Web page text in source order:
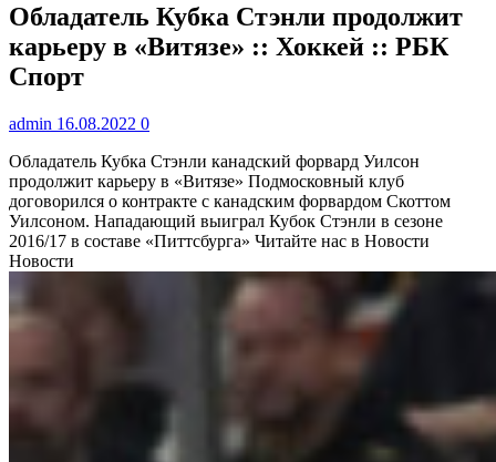
Обладатель Кубка Стэнли продолжит
карьеру в «Витязе» :: Хоккей :: РБК
Спорт
admin 16.08.2022 0
Обладатель Кубка Стэнли канадский форвард Уилсон
продолжит карьеру в «Витязе» Подмосковный клуб
договорился о контракте с канадским форвардом Скоттом
Уилсоном. Нападающий выиграл Кубок Стэнли в сезоне
2016/17 в составе «Питтсбурга» Читайте нас в Новости
Новости